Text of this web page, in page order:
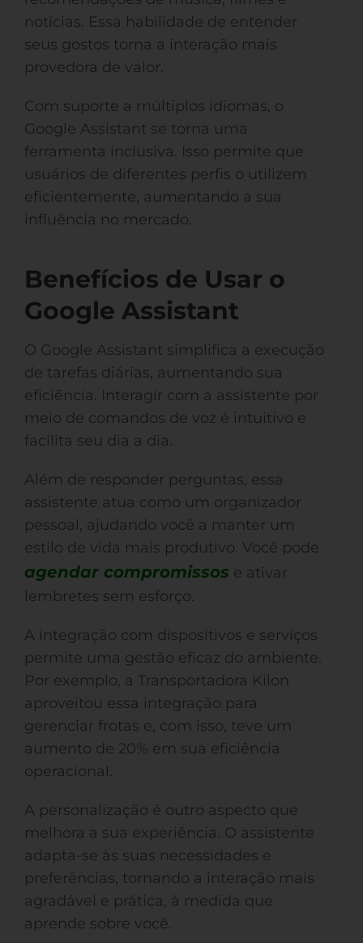
notícias. Essa habilidade de entender
seus gostos torna a interação mais
provedora de valor.
Com suporte a múltiplos idiomas, o
Google Assistant se torna uma
ferramenta inclusiva. Isso permite que
usuários de diferentes perfis o utilizem
eficientemente, aumentando a sua
influência no mercado.
Benefícios de Usar o
Google Assistant
O Google Assistant simplifica a execução
de tarefas diárias, aumentando sua
eficiência. Interagir com a assistente por
meio de comandos de voz é intuitivo e
facilita seu dia a dia.
Além de responder perguntas, essa
assistente atua como um organizador
pessoal, ajudando você a manter um
estilo de vida mais produtivo. Você pode
agendar compromissos e ativar
lembretes sem esforço.
A integração com dispositivos e serviços
permite uma gestão eficaz do ambiente.
Por exemplo, a Transportadora Kilon
aproveitou essa integração para
gerenciar frotas e, com isso, teve um
aumento de 20% em sua eficiência
operacional.
A personalização é outro aspecto que
melhora a sua experiência. O assistente
adapta-se às suas necessidades e
preferências, tornando a interação mais
agradável e prática, à medida que
aprende sobre você.